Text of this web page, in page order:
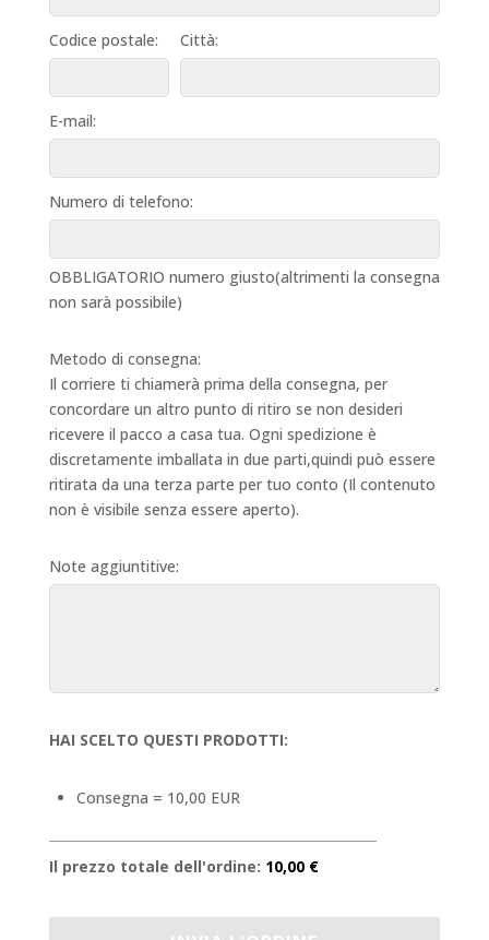
Codice postale: Città:
E-mail:
Numero di telefono:
OBBLIGATORIO numero giusto(altrimenti la consegna
non sarà possibile)
Metodo di consegna:
Il corriere ti chiamerà prima della consegna, per
concordare un altro punto di ritiro se non desideri
ricevere il pacco a casa tua. Ogni spedizione è
discretamente imballata in due parti,quindi può essere
ritirata da una terza parte per tuo conto (Il contenuto
non è visibile senza essere aperto).
Note aggiuntitive:
HAI SCELTO QUESTI PRODOTTI:
Consegna = 10,00 EUR
Il prezzo totale dell'ordine: 10,00 €